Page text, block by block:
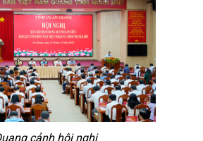
cảnh hội nghị